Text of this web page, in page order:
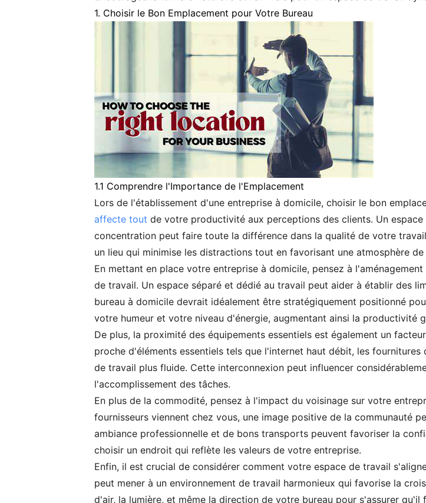
1. Choisir le Bon Emplacement pour Votre Bureau
1.1 Comprendre l'Importance de l'Emplacement
Lors de l'établissement d'une entreprise à domicile, choisir le bon
affecte tout de votre productivité aux perceptions des clients. Un
concentration peut faire toute la différence dans la qualité de votre
un lieu qui minimise les distractions tout en favorisant une atmosphère
En mettant en place votre entreprise à domicile, pensez à
de travail. Un espace séparé et dédié au travail peut aider à établir des
bureau à domicile devrait idéalement être stratégiquement positionné
votre humeur et votre niveau d'énergie, augmentant ainsi la productivité
De plus, la proximité des équipements essentiels est également un
proche d'éléments essentiels tels que l'internet haut débit, les
de travail plus fluide. Cette interconnexion peut influencer
l'accomplissement des tâches.
En plus de la commodité, pensez à l'impact du voisinage sur votre
fournisseurs viennent chez vous, une image positive de la communauté
ambiance professionnelle et de bons transports peuvent favoriser la
choisir un endroit qui reflète les valeurs de votre entreprise.
Enfin, il est crucial de considérer comment votre espace de travail
peut mener à un environnement de travail harmonieux qui favorise la
d'air, la lumière, et même la direction de votre bureau pour s'assurer